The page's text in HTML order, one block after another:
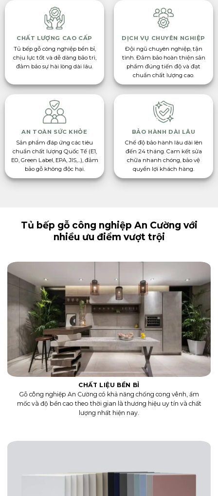
CHẤT LƯỢNG CAO CẤP
Tủ bếp gỗ công nghiệp bền bỉ,
chịu lực tốt và dễ dàng bảo trì,
đảm bảo sự hài lòng dài lâu.
DỊCH VỤ CHUYÊN NGHIỆP
Đội ngũ chuyên nghiệp, tận
tình. Đảm bảo hoàn thiện sản
phẩm đúng tiến độ và đạt
chuẩn chất lượng cao.
AN TOÀN SỨC KHỎE
Sản phẩm đáp ứng các tiêu
chuẩn chất lượng Quốc Tế (E1,
E0, Green Label, EPA, JIS,...), đảm
bảo gỗ không độc hại.
BẢO HÀNH DÀI LÂU
Chế độ bảo hành lâu dài lên
đến 24 tháng. Cam kết sửa
chữa nhanh chóng, bảo vệ
quyền lợi khách hàng.
Tủ bếp gỗ công nghiệp An Cường với
nhiều ưu điểm vượt trội
CHẤT LIỆU BỀN BỈ
Gỗ công nghiệp An Cường có khả năng chống cong vênh, ẩm
mốc và độ bền cao theo thời gian là thương hiệu uy tín và chất
lượng nhất hiện nay.